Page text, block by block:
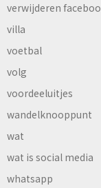
verwijderen
villa
voetbal
volg
voordeeluitjes
wandelknooppunt
wat
wat is social media
whatsapp